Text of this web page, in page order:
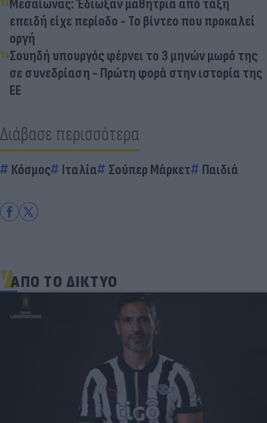
Μεσαίωνας: Έδιωξαν μαθήτρια από τάξη
επειδή είχε περίοδο - Το βίντεο που προκαλεί
οργή
Σουηδή υπουργός φέρνει το 3 μηνών μωρό της
σε συνεδρίαση - Πρώτη φορά στην ιστορία της
ΕΕ
Διάβασε περισσότερα
Κόσμος Ιταλία Σούπερ Μάρκετ Παιδιά
ΑΠΟ ΤΟ ΔΙΚΤΥΟ